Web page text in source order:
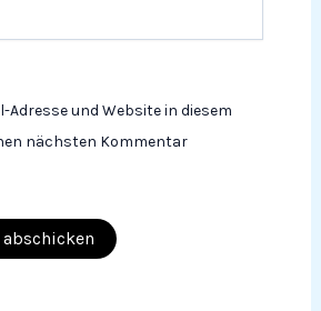
Adresse und Website in diesem
nächsten Kommentar